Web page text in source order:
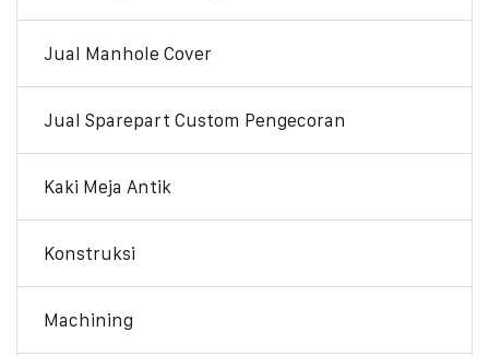
Jual Manhole Cover
Jual Sparepart Custom Pengecoran
Kaki Meja Antik
Konstruksi
Machining